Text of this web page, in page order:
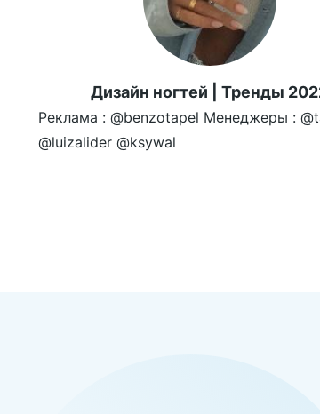
Дизайн ногтей | Тренды
Реклама : @benzotapel Менеджеры :
@luizalider @ksywal